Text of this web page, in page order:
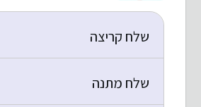
שלח קריצה
שלח מתנה